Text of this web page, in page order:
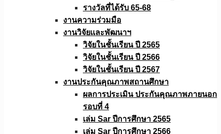
รางวัลที่ได้รับ 65-68
งานความร่วมมือ
งานวิจัยเเละพัฒนาฯ
วิจัยในชั้นเรียน ปี 2565
วิจัยในชั้นเรียน ปี 2566
วิจัยในชั้นเรียน ปี 2567
งานประกันคุณภาพสถานศึกษา
ผลการประเมิน ประกันคุณภาพภายนอก
รอบที่ 4
เล่ม Sar ปีการศึกษา 2565
เล่ม Sar ปีการศึกษา 2566